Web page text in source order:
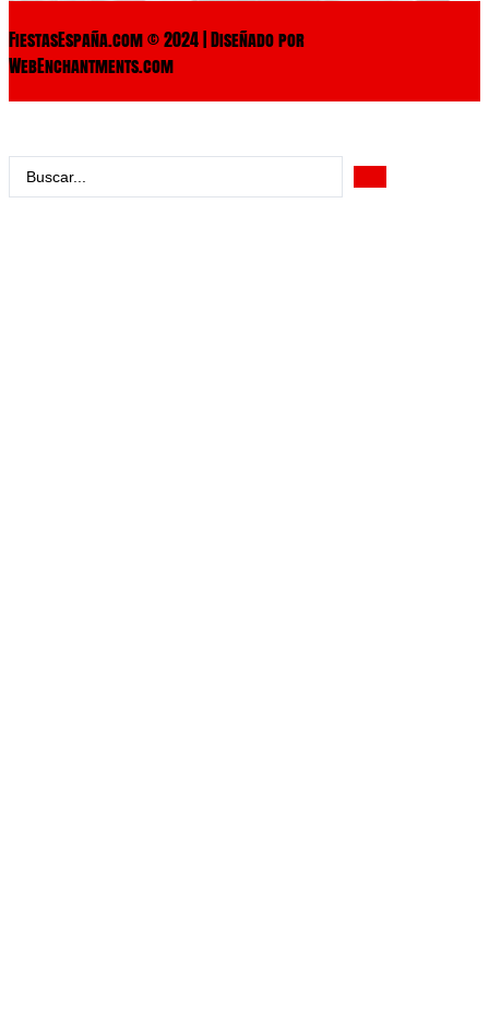
FiestasEspaña.com © 2024 | Diseñado por
WebEnchantments.com